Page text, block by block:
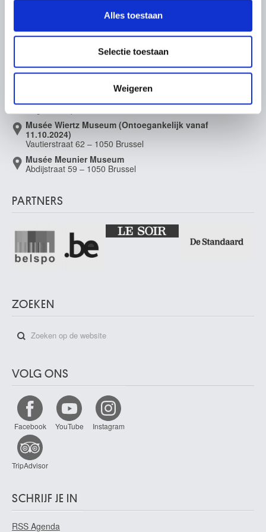
informatie over uw gebruik van onze site met onze
partners voor social media, adverteren en analyse. Deze
verzameld op basis van uw gebruik van hun services.
Alles toestaan
Selectie toestaan
Weigeren
Pers
LIGGING VAN DE MUSEA
Musée Magritte Museum
Koningsplein 2 – 1000 Brussel
Musée Wiertz Museum (Ontoegankelijk vanaf
11.10.2024)
Vautierstraat 62 – 1050 Brussel
Musée Meunier Museum
Abdijstraat 59 – 1050 Brussel
PARTNERS
ZOEKEN
VOLG ONS
Facebook YouTube Instagram
TripAdvisor
SCHRIJF JE IN
RSS Agenda